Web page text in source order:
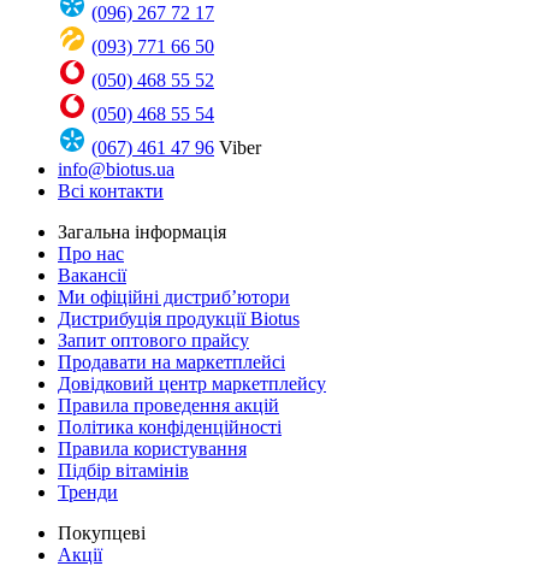
(096) 267 72 17
(093) 771 66 50
(050) 468 55 52
(050) 468 55 54
(067) 461 47 96 Viber
info@biotus.ua
Всі контакти
Загальна інформація
Про нас
Вакансії
Ми офіційні дистриб’ютори
Дистрибуція продукції Biotus
Запит оптового прайсу
Продавати на маркетплейсі
Довідковий центр маркетплейсу
Правила проведення акцій
Політика конфіденційності
Правила користування
Підбір вітамінів
Тренди
Покупцеві
Акції